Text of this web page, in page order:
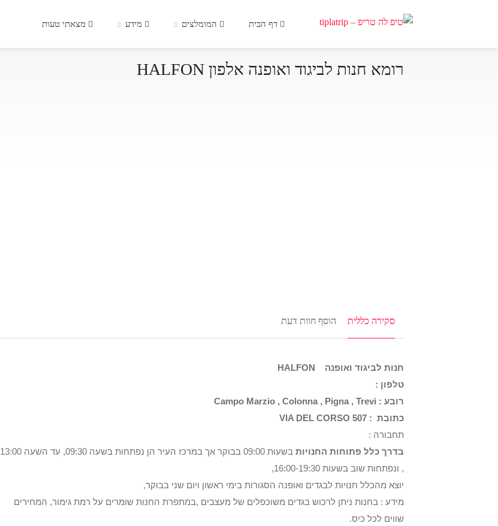
דף הבית המומלצים מידע מצאתי טעות
רומא חנות לביגוד ואופנה אלפון HALFON
סקירה כללית הוסף חוות דעת
חנות לביגוד ואופנה HALFON
טלפון :
רובע : Campo Marzio , Colonna , Pigna , Trevi
כתובת : VIA DEL CORSO 507
תחבורה :
בדרך כלל פתוחות החנויות
בשעות 09:00 בבוקר אך במרכז העיר הן נפתחות בשעה 09:30, עד השעה 13:00
, ונפתחות שוב בשעות 16:00-19:30,
יוצא מהכלל חנויות לבגדים ואופנה הסגורות בימי ראשון ויום שני בבוקר,
מידע : בחנות ניתן לרכוש בגדים משוכפלים של מעצבים ,במתפרת החנות שומרים על רמת גימור, המחירים
שווים לכל כיס.